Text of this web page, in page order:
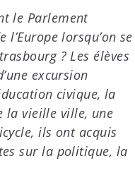
le Parlement
l’Europe lorsqu’on se
? Les élèves
excursion
civique, la
la vieille ville, une
ils ont acquis
sur la politique, la